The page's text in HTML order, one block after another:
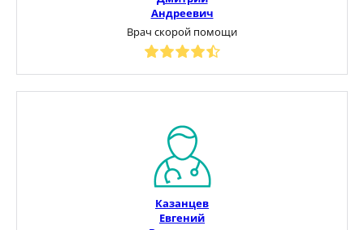
Андреевич
Врач скорой помощи
Казанцев
Евгений